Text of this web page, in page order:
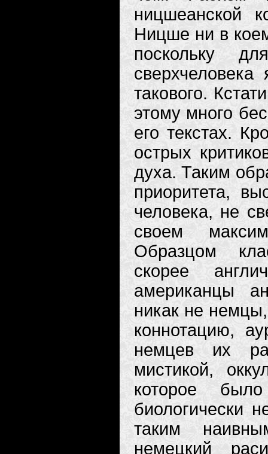
ницшеанской
Ницше ни в
поскольку
сверхчеловека
такового.
этому много
его текстах.
острых
духа. Таким
приоритета,
человека, не
своем
Образцом
скорее
американцы
никак не
коннотацию,
немцев их
мистикой,
которое
биологически
таким
немецкий